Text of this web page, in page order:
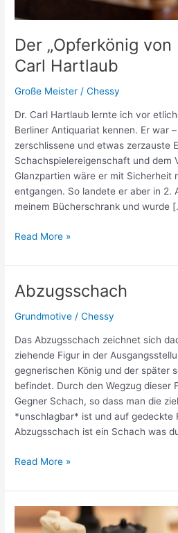
Der „Opferkönig von
Carl Hartlaub
Große Meister /Chessy
Dr. Carl Hartlaub lernte ich vor
Berliner Antiquariat kennen. Er war
zerschlissene und etwas zerzauste
Schachspielereigenschaft und dem
Glanzpartien wäre er mit Sicherheit
entgangen. So landete er aber in 2.
meinem Bücherschrank und wurde
Der
von
Dr.
Carl
Read More »
Abzugsschach
Grundmotive /Chessy
Das Abzugsschach zeichnet sich
ziehende Figur in der
gegnerischen König und der später
befindet. Durch den Wegzug dieser
Gegner Schach, so dass man die
*unschlagbar* ist und auf gedeckte
Abzugsschach ist ein Schach was
Abzugsschach
Read More »